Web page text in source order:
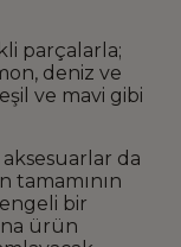
parçalarla;
deniz ve
ve mavi gibi
da
tamamının
bir
ürün